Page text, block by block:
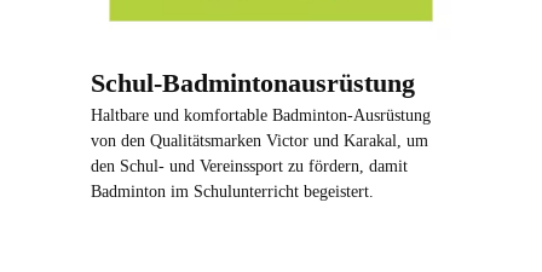
Schul-Badmintonausrüstung
Haltbare und komfortable Badminton-Ausrüstung
von den Qualitätsmarken Victor und Karakal, um
den Schul- und Vereinssport zu fördern, damit
Badminton im Schulunterricht begeistert.